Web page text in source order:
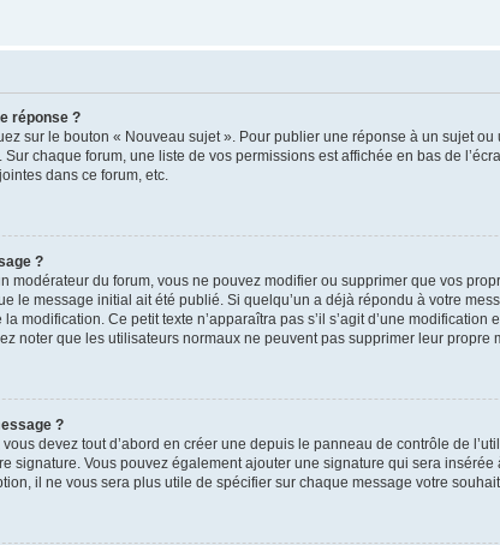
réponse ?
sur le bouton « Nouveau sujet ». Pour publier une réponse à un sujet
chaque forum, une liste de vos permissions est affichée en bas de
dans ce forum, etc.
?
modérateur du forum, vous ne pouvez modifier ou supprimer que vos
le message initial ait été publié. Si quelqu’un a déjà répondu à votre
modification. Ce petit texte n’apparaîtra pas s’il s’agit d’une
noter que les utilisateurs normaux ne peuvent pas supprimer leur propre
?
devez tout d’abord en créer une depuis le panneau de contrôle de
signature. Vous pouvez également ajouter une signature qui sera
il ne vous sera plus utile de spécifier sur chaque message votre souhait